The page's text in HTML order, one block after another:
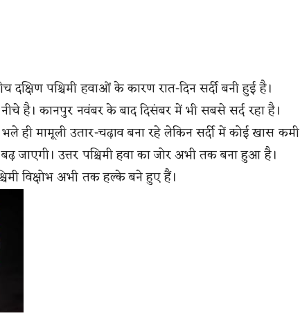
दक्षिण पश्चिमी हवाओं के कारण रात-दिन सर्दी बनी हुई है।
है। कानपुर नवंबर के बाद दिसंबर में भी सबसे सर्द रहा है।
ही मामूली उतार-चढ़ाव बना रहे लेकिन सर्दी में कोई खास कमी
जाएगी। उत्तर पश्चिमी हवा का जोर अभी तक बना हुआ है।
विक्षोभ अभी तक हल्के बने हुए हैं।